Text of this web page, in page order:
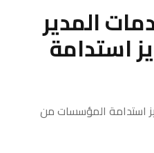
المدير
استدامة
استدامة المؤسسات من